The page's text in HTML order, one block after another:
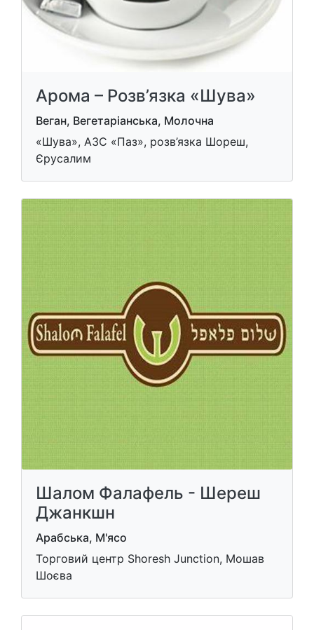
Арома – Розв’язка «Шува»
Веган, Вегетаріанська, Молочна
«Шува», АЗС «Паз», розв’язка Шореш,
Єрусалим
Шалом Фалафель - Шереш
Джанкшн
Арабська, М'ясо
Торговий центр Shoresh Junction, Мошав
Шоєва